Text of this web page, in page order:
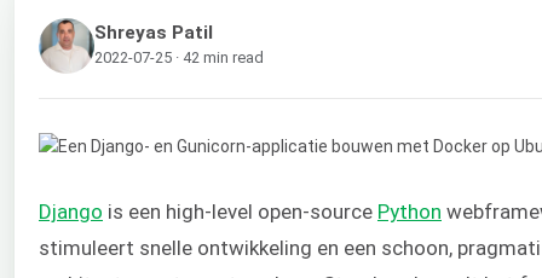
Shreyas Patil
2022-07-25 · 42 min read
Django is een high-level open-source Python
stimuleert snelle ontwikkeling en een schoon,